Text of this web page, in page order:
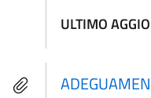
ULTIMO